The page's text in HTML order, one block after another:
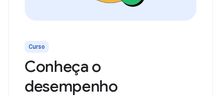
Curso
Conheça o
desempenho